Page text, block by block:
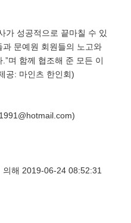
가 성공적으로 끝마칠 수 있
문예원 회원들의 노고와
며 함께 협조해 준 모든 이
공: 마인츠 한인회)
의해 2019-06-24 08:52:31